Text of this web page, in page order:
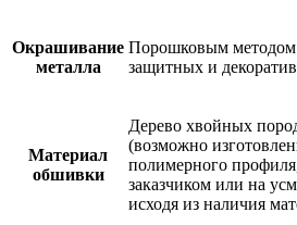
Окрашивание
металла
Порошковым методом
защитных и
Материал
обшивки
Дерево хвойных
(возможно
полимерного
заказчиком или на
исходя из наличия